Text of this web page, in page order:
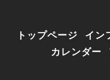
トップページ イン
カレンダー